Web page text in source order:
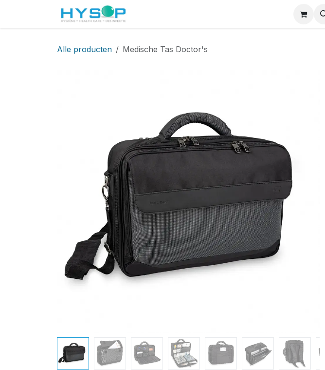
Alle producten Medische Tas Doctor's